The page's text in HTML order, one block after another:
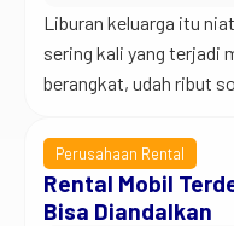
Liburan keluarga itu
sering kali yang terjadi
berangkat, udah ribut
macet. Padahal
bukan adu argumen.
wisata keluarga yang
Perusahaan Rental
Rental Mobil
Bisa Diandalkan